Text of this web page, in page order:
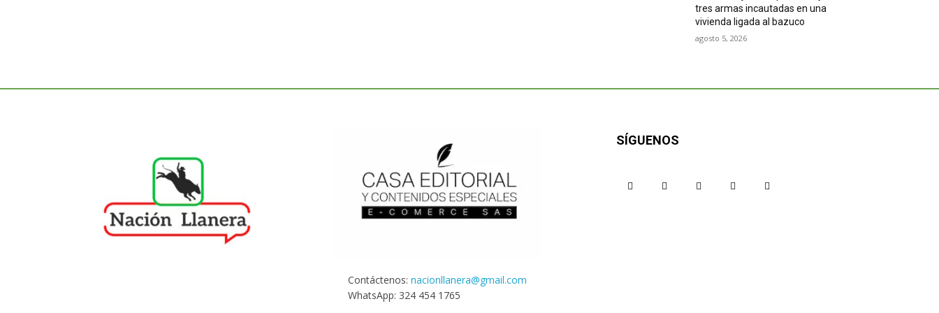
tres armas incautadas en una
vivienda ligada al bazuco
agosto 5, 2026
Contáctenos: nacionllanera@gmail.com
WhatsApp: 324 454 1765
SÍGUENOS